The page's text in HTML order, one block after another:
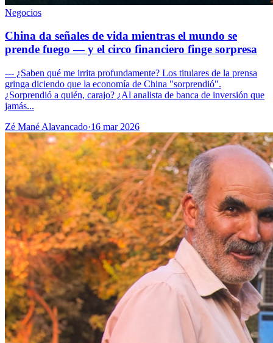
Negocios
China da señales de vida mientras el mundo se
prende fuego — y el circo financiero finge sorpresa
--- ¿Saben qué me irrita profundamente? Los titulares de la prensa
gringa diciendo que la economía de China "sorprendió".
¿Sorprendió a quién, carajo? ¿Al analista de banca de inversión que
jamás...
Zé Mané Alavancado·16 mar 2026